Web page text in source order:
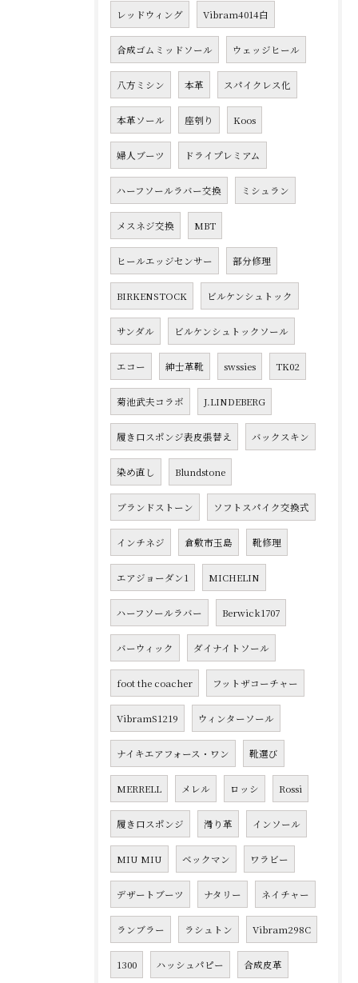
レッドウィング Vibram4014白
合成ゴムミッドソール ウェッジヒール
八方ミシン 本革 スパイクレス化
本革ソール 座刳り Koos
婦人ブーツ ドライプレミアム
ハーフソールラバー交換 ミシュラン
メスネジ交換 MBT
ヒールエッジセンサー 部分修理
BIRKENSTOCK ビルケンシュトック
サンダル ビルケンシュトックソール
エコー 紳士革靴 swssies TK02
菊池武夫コラボ J.LINDEBERG
履き口スポンジ表皮張替え バックスキン
染め直し Blundstone
ブランドストーン ソフトスパイク交換式
インチネジ 倉敷市玉島 靴修理
エアジョーダン1 MICHELIN
ハーフソールラバー Berwick1707
バーウィック ダイナイトソール
foot the coacher フットザコーチャー
VibramS1219 ウィンターソール
ナイキエアフォース・ワン 靴選び
MERRELL メレル ロッシ Rossi
履き口スポンジ 滑り革 インソール
MIU MIU ベックマン ワラビー
デザートブーツ ナタリー ネイチャー
ランブラー ラシュトン Vibram298C
1300 ハッシュパピー 合成皮革